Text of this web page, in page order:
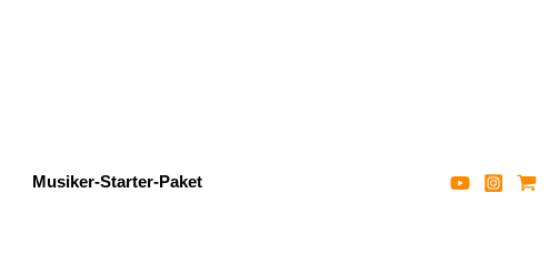
Musiker-Starter-Paket